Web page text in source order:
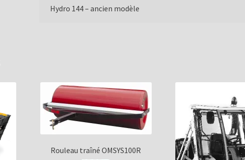
Hydro 144 – ancien modèle
Rouleau traîné OMSYS100R